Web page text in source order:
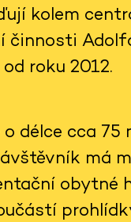
kolem
činnosti
roku 2012.
délce cca 75
má
obytné